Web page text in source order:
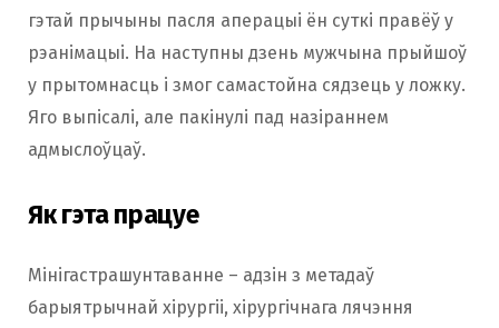
гэтай прычыны пасля аперацыі ён суткі правёў у
рэанімацыі. На наступны дзень мужчына прыйшоў
у прытомнасць і змог самастойна сядзець у ложку.
Яго выпісалі, але пакінулі пад назіраннем
адмыслоўцаў.
Як гэта працуе
Мінігастрашунтаванне – адзін з метадаў
барыятрычнай хірургіі, хірургічнага лячэння